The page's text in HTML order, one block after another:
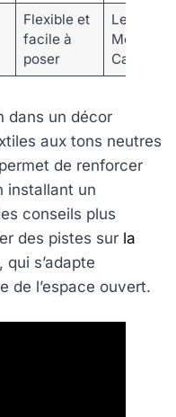
Flexible et
facile à
poser
Leroy
Merlin,
dans un décor
aux tons neutres
de renforcer
installant un
conseils plus
des pistes sur la
, qui s’adapte
de l’espace ouvert.